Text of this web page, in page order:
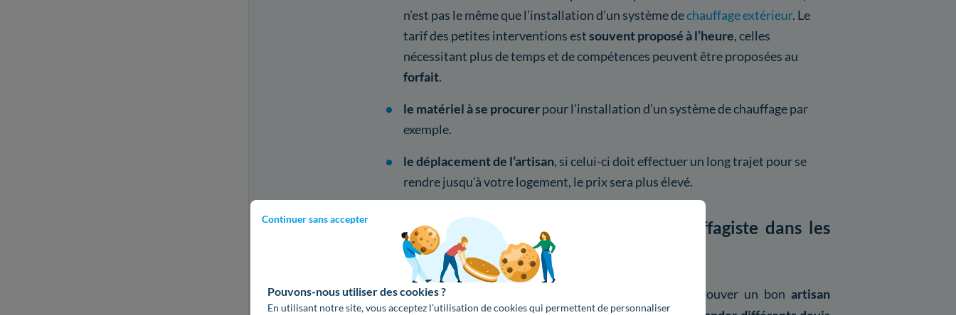
Continuer sans accepter
Pouvons-nous utiliser des cookies ?
En utilisant notre site, vous acceptez l’utilisation de cookies qui permettent de personnaliser
n’est pas le même que l’installation d’un système dechauffage extérieur. Le
tarif des petites interventions estsouvent proposé à l’heure, celles
nécessitant plus de temps et de compétences peuvent être proposées au
forfait.
le matériel à se procurerpour l’installation d’un système de chauffage par
exemple.
le déplacement de l’artisan, si celui-ci doit effectuer un long trajet pour se
rendre jusqu'à votre logement, le prix sera plus élevé.
Comment trouver un bon plombier chauffagiste dans les
Pyrénées-Atlantiques ?
Différentes pistes à explorer peuvent vous aider pour trouver un bon artisan